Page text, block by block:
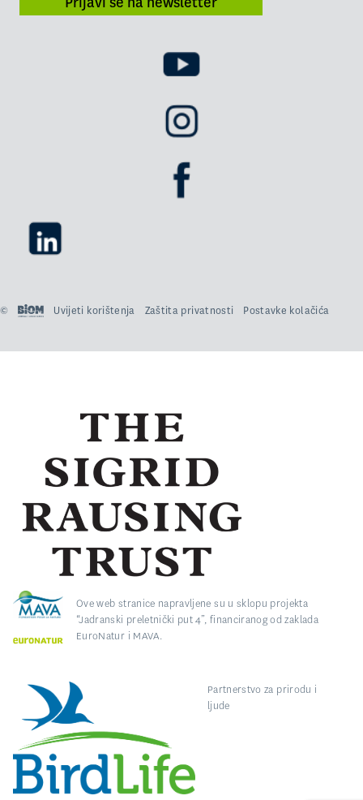
© Uvijeti korištenja Zaštita privatnosti Postavke kolačića
Ove web stranice napravljene su u sklopu projekta
“Jadranski preletnički put 4”, financiranog od zaklada
EuroNatur i MAVA.
Partnerstvo za prirodu i
ljude